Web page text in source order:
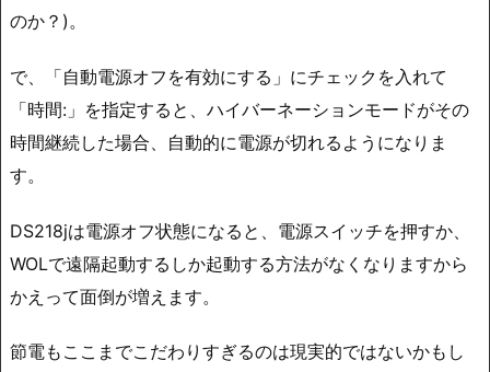
のか？)。
で、「自動電源オフを有効にする」にチェックを入れて
「時間:」を指定すると、ハイバーネーションモードがその
時間継続した場合、自動的に電源が切れるようになりま
す。
DS218jは電源オフ状態になると、電源スイッチを押すか、
WOLで遠隔起動するしか起動する方法がなくなりますから
かえって面倒が増えます。
節電もここまでこだわりすぎるのは現実的ではないかもし